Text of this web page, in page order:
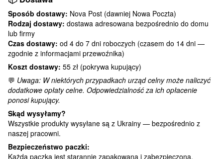
Sposób dostawy: Nova Post (dawniej Nowa Poczta)
Rodzaj dostawy: dostawa adresowana bezpośrednio do domu
lub firmy
Czas dostawy: od 4 do 7 dni roboczych (czasem do 14 dni —
zgodnie z informacjami przewoźnika)
Koszt dostawy: 55 zł (pokrywa kupujący)
💬 Uwaga: W niektórych przypadkach urząd celny może naliczyć
dodatkowe opłaty celne. Odpowiedzialność za ich opłacenie
ponosi kupujący.
Skąd wysyłamy?
Wszystkie produkty wysyłane są z Ukrainy — bezpośrednio z
naszej pracowni.
Bezpieczeństwo paczki:
Każda paczka jest starannie zapakowana i zabezpieczona.